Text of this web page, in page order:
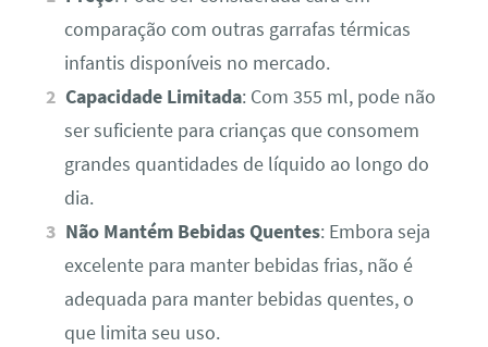
comparação com outras garrafas térmicas
infantis disponíveis no mercado.
Capacidade Limitada: Com 355 ml, pode não
ser suficiente para crianças que consomem
grandes quantidades de líquido ao longo do
dia.
Não Mantém Bebidas Quentes: Embora seja
excelente para manter bebidas frias, não é
adequada para manter bebidas quentes, o
que limita seu uso.